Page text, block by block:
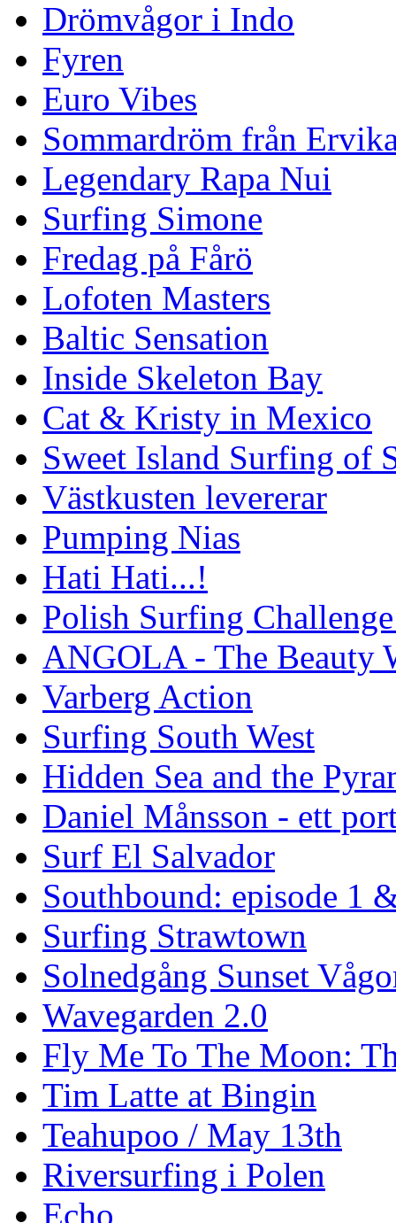
Drömvågor i Indo
Fyren
Euro Vibes
Sommardröm från
Legendary Rapa Nui
Surfing Simone
Fredag på Fårö
Lofoten Masters
Baltic Sensation
Inside Skeleton Bay
Cat & Kristy in Mexico
Sweet Island Surfing of
Västkusten levererar
Pumping Nias
Hati Hati...!
Polish Surfing
ANGOLA - The Beauty
Varberg Action
Surfing South West
Hidden Sea and the
Daniel Månsson - ett
Surf El Salvador
Southbound: episode 1
Surfing Strawtown
Solnedgång Sunset
Wavegarden 2.0
Fly Me To The Moon:
Tim Latte at Bingin
Teahupoo / May 13th
Riversurfing i Polen
Echo